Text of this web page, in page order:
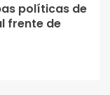
políticas de
frente de